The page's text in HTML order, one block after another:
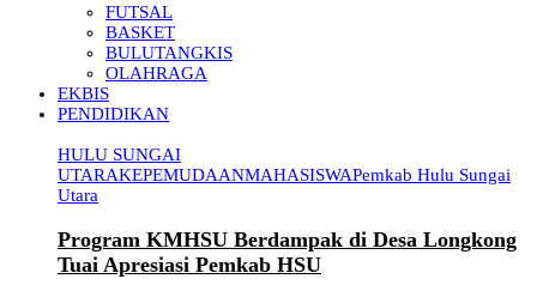
FUTSAL
BASKET
BULUTANGKIS
OLAHRAGA
EKBIS
PENDIDIKAN
HULU SUNGAI
UTARAKEPEMUDAANMAHASISWAPemkab Hulu Sungai
Utara
Program KMHSU Berdampak di Desa Longkong
Tuai Apresiasi Pemkab HSU